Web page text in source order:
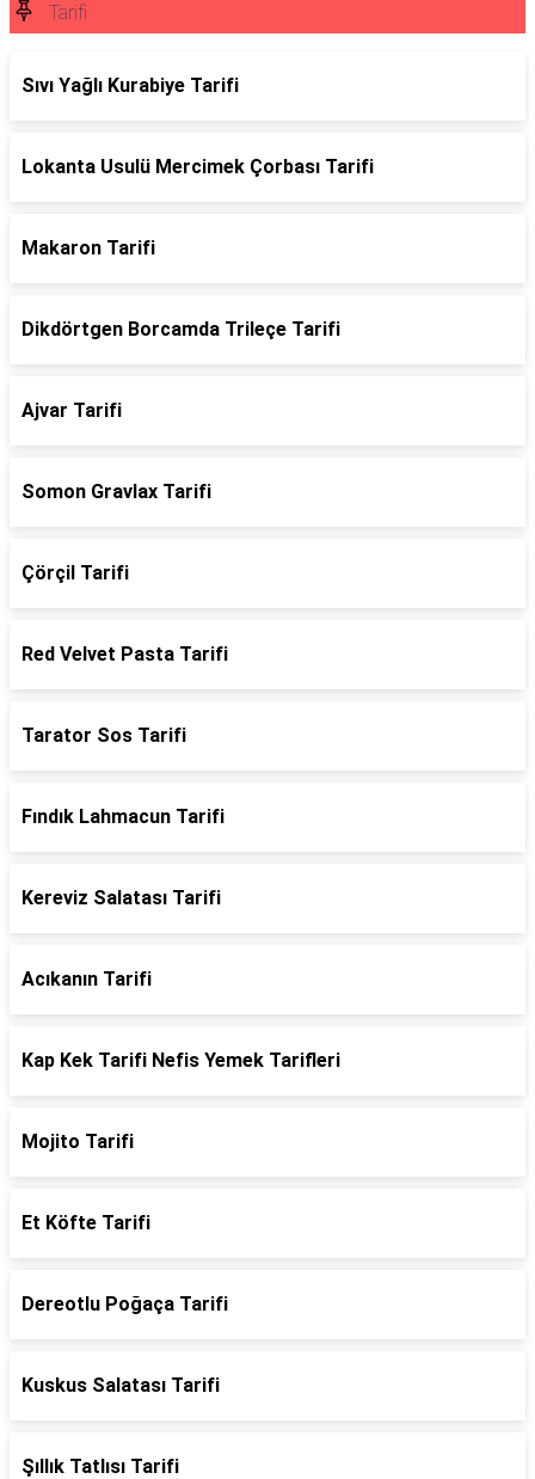
Tarifi
Sıvı Yağlı Kurabiye Tarifi
Lokanta Usulü Mercimek Çorbası Tarifi
Makaron Tarifi
Dikdörtgen Borcamda Trileçe Tarifi
Ajvar Tarifi
Somon Gravlax Tarifi
Çörçil Tarifi
Red Velvet Pasta Tarifi
Tarator Sos Tarifi
Fındık Lahmacun Tarifi
Kereviz Salatası Tarifi
Acıkanın Tarifi
Kap Kek Tarifi Nefis Yemek Tarifleri
Mojito Tarifi
Et Köfte Tarifi
Dereotlu Poğaça Tarifi
Kuskus Salatası Tarifi
Şıllık Tatlısı Tarifi